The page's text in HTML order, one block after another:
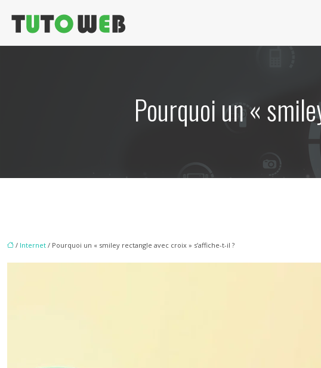
Pourquoi un «
/ Internet / Pourquoi un « smiley rectangle avec croix » s’affiche-t-il ?